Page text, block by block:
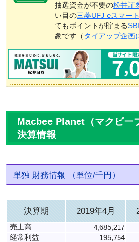
抽選資金が不要の松井証
い目の三菱UFJ eスマー
てもポイントが貯まる
象です（ タイアップ企画
Macbee Planet（マクビー
決算情報
単独 財務情報 （単位/千円）
決算期 2019年4月
売上高 4,685,217
経常利益
195,754